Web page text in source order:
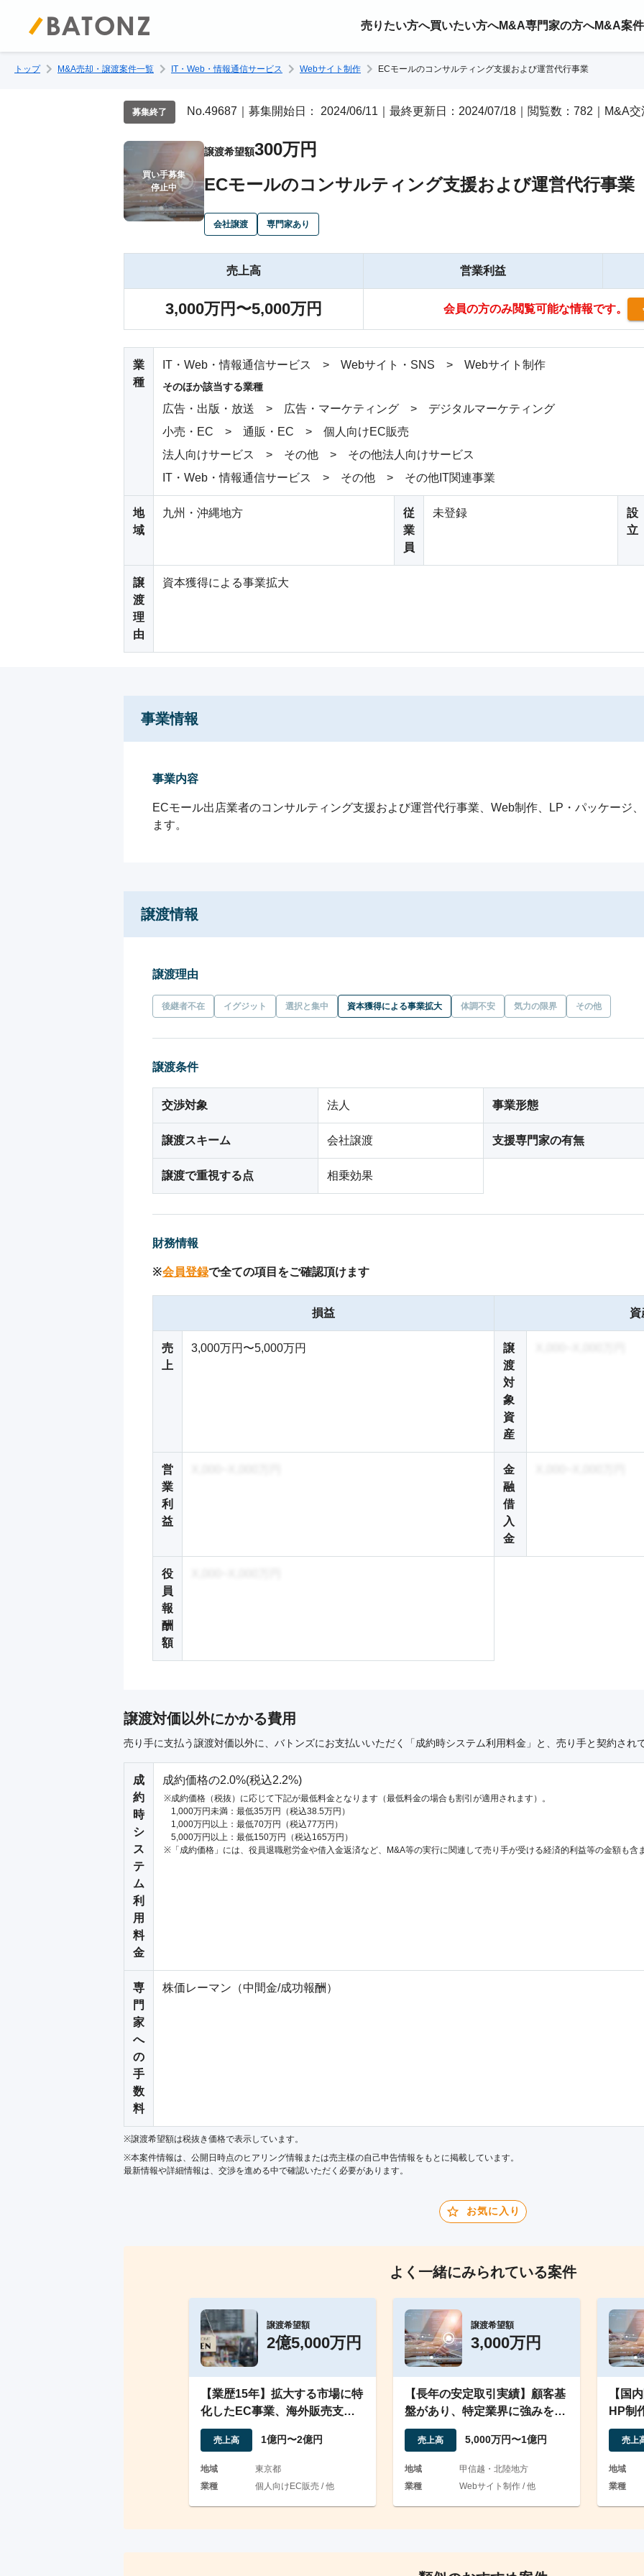
売りたい方へ買いたい方へM&A専門家の方へM&A案
トップ M&A売却・譲渡案件一覧 IT・Web・情報通信サービス Webサイト制作 ECモールのコンサルティング支援および運営代行事業
募集終了 No.49687｜募集開始日： 2024/06/11｜最終更新日：2024/07/18｜閲覧数：782｜M&A
買い手募集
停止中
譲渡希望額300万円
ECモールのコンサルティング支援および運営代行事業
会社譲渡 専門家あり
売上高
3,000万円〜5,000万円
営業利益
会員の方のみ閲覧可能な情報です。
業
種
IT・Web・情報通信サービス > Webサイト・SNS > Webサイト制作
そのほか該当する業種
広告・出版・放送 > 広告・マーケティング > デジタルマーケティング
小売・EC > 通販・EC > 個人向けEC販売
法人向けサービス > その他 > その他法人向けサービス
IT・Web・情報通信サービス > その他 > その他IT関連事業
地
域
九州・沖縄地方
従
業
員
未登録
設
立
譲
渡
理
由
資本獲得による事業拡大
事業情報
事業内容
ECモール出店業者のコンサルティング支援および運営代行事業、Web制作、LP・パッケージ
ます。
譲渡情報
譲渡理由
後継者不在 イグジット 選択と集中 資本獲得による事業拡大 体調不安 気力の限界 その他
譲渡条件
交渉対象 法人 事業形態
譲渡スキーム 会社譲渡 支援専門家の有無
譲渡で重視する点 相乗効果
財務情報
※会員登録で全ての項目をご確認頂けます
損益
売
上
3,000万円〜5,000万円
営
業
利
益
役
員
報
酬
額
資
譲
渡
対
象
資
産
金
融
借
入
金
譲渡対価以外にかかる費用
売り手に支払う譲渡対価以外に、バトンズにお支払いいただく「成約時システム利用料金」と、売り手と契約され
成
約
時
シ
ス
テ
ム
利
用
料
金
成約価格の2.0%(税込2.2%)
成約価格（税抜）に応じて下記が最低料金となります（最低料金の場合も割引が適用されます）。
1,000万円未満：最低35万円（税込38.5万円）
1,000万円以上：最低70万円（税込77万円）
5,000万円以上：最低150万円（税込165万円）
「成約価格」には、役員退職慰労金や借入金返済など、M&A等の実行に関連して売り手が受ける経済的利益等の金額も含
専
門
家
へ
の
手
数
料
株価レーマン（中間金/成功報酬）
※譲渡希望額は税抜き価格で表示しています。
※本案件情報は、公開日時点のヒアリング情報または売主様の自己申告情報をもとに掲載しています。
最新情報や詳細情報は、交渉を進める中で確認いただく必要があります。
お気に入り
よく一緒にみられている案件
譲渡希望額
2億5,000万円
【業歴15年】拡大する市場に特
化したEC事業、海外販売支事
業の会社譲渡
売上高 1億円〜2億円
地域
東京都
業種
個人向けEC販売 / 他
譲渡希望額
3,000万円
【長年の安定取引実績】顧客基
盤があり、特定業界に強みを持
つWEB・動画制作会社
売上高 5,000万円〜1億円
地域
甲信越・北陸地方
業種
Webサイト制作 / 他
【国
HP制
グ業
売上
地域
業種